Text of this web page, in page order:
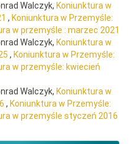
Walczyk, Koniunktura w
, Koniunktura w Przemyśle:
w przemyśle : marzec 2021
Walczyk, Koniunktura w
, Koniunktura w Przemyśle:
w przemyśle: kwiecień
Walczyk, Koniunktura w
, Koniunktura w Przemyśle:
w przemyśle styczeń 2016